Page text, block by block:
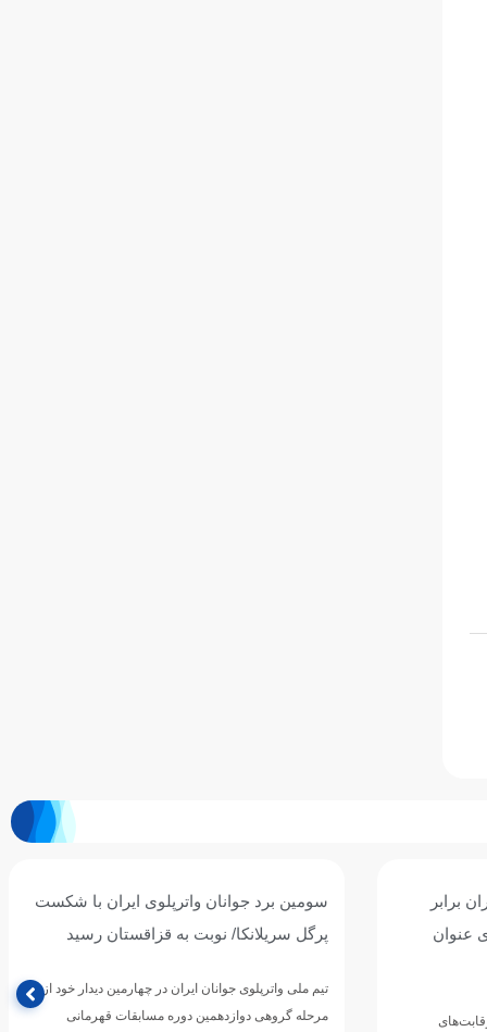
برابر
عنوان
سومین برد جوانان واترپلوی ایران با شکست
پرگل سریلانکا/ نوبت به قزاقستان رسید
تیم ملی واترپلوی جوانان ایران در چهارمین دیدار خود از
مرحله گروهی دوازدهمین دوره مسابقات قهرمانی